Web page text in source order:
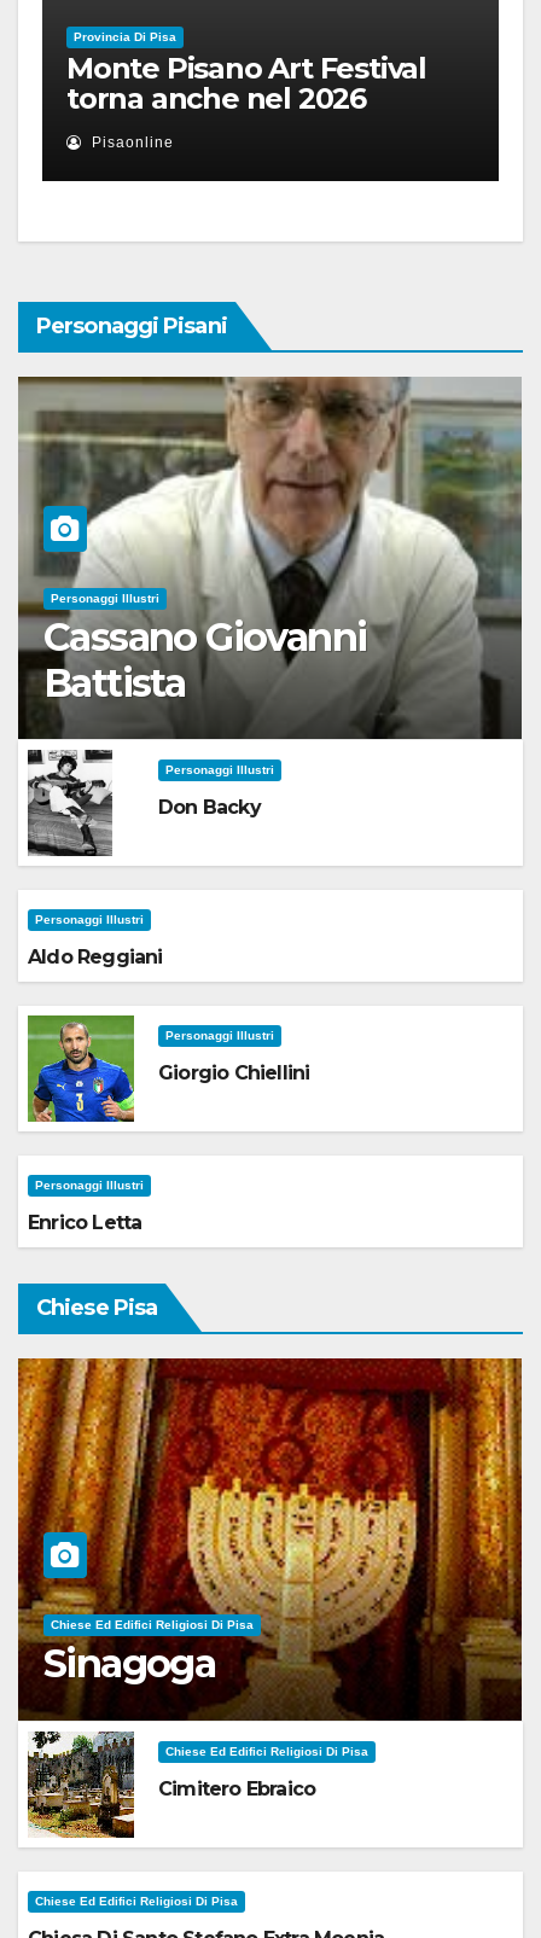
Provincia Di Pisa
Monte Pisano Art Festival
torna anche nel 2026
Pisaonline
Personaggi Pisani
Personaggi Illustri
Cassano Giovanni
Battista
Personaggi Illustri
Don Backy
Personaggi Illustri
Aldo Reggiani
Personaggi Illustri
Giorgio Chiellini
Personaggi Illustri
Enrico Letta
Chiese Pisa
Chiese Ed Edifici Religiosi Di Pisa
Sinagoga
Chiese Ed Edifici Religiosi Di Pisa
Cimitero Ebraico
Chiese Ed Edifici Religiosi Di Pisa